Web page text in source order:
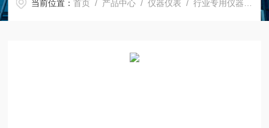
当前位置：首页 / 产品中心 /仪器仪表 /行业专用仪器仪表 /